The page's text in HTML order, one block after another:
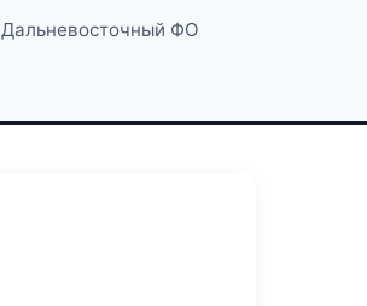
Дальневосточный ФО